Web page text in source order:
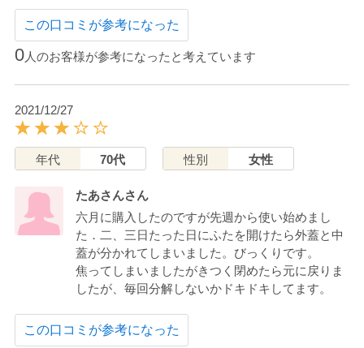
この口コミが参考になった
0人のお客様が参考になったと考えています
2021/12/27
年代 70代 性別 女性
たあさんさん
六月に購入したのですが先週から使い始めまし
た．二、三日たった日にふたを開けたら外蓋と中
蓋が分かれてしまいました。びっくりです。
焦ってしまいましたがきつく閉めたら元に戻りま
したが、毎回分解しないかドキドキしてます。
この口コミが参考になった